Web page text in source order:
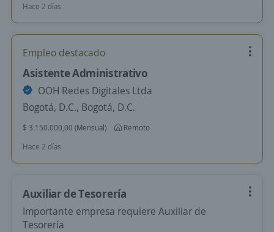
Hace 2 días
Empleo destacado
Asistente Administrativo
OOH Redes Digitales Ltda
Bogotá, D.C., Bogotá, D.C.
$ 3.150.000,00 (Mensual)
Remoto
Hace 2 días
Auxiliar de Tesorería
Importante empresa requiere Auxiliar de
Tesorería